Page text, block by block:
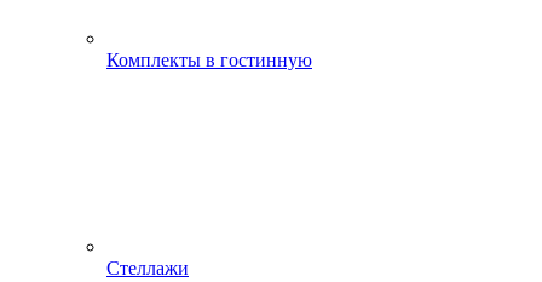
Комплекты в гостинную
Стеллажи